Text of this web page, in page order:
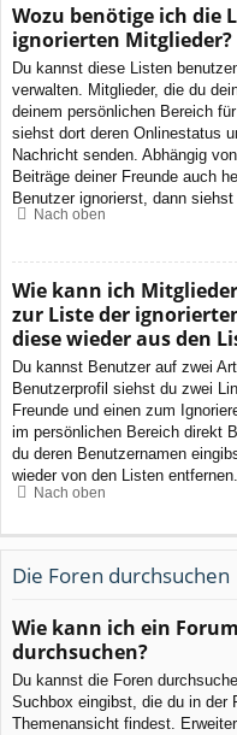
Wozu benötige ich die
ignorierten Mitglieder?
Du kannst diese Listen
verwalten. Mitglieder, die du
deinem persönlichen Bereich
siehst dort deren Onlinestatus
Nachricht senden. Abhängig
Beiträge deiner Freunde auch
Benutzer ignorierst, dann
Nach oben
Wie kann ich
zur Liste der
diese wieder aus den
Du kannst Benutzer auf zwei
Benutzerprofil siehst du zwei
Freunde und einen zum
im persönlichen Bereich direkt
du deren Benutzernamen
wieder von den Listen entfernen.
Nach oben
Die Foren durchsuchen
Wie kann ich ein
durchsuchen?
Du kannst die Foren
Suchbox eingibst, die du in der
Themenansicht findest.